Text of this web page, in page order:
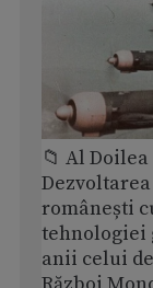
📁 Al
românești
tehnologiei
anii celui